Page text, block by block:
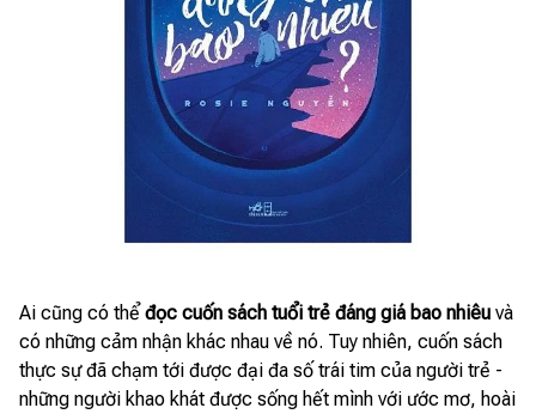
Ai cũng có thểđọc cuốn sách tuổi trẻ đáng giá bao nhiêu và
có những cảm nhận khác nhau về nó. Tuy nhiên, cuốn sách
thực sự đã chạm tới được đại đa số trái tim của người trẻ -
những người khao khát được sống hết mình với ước mơ, hoài